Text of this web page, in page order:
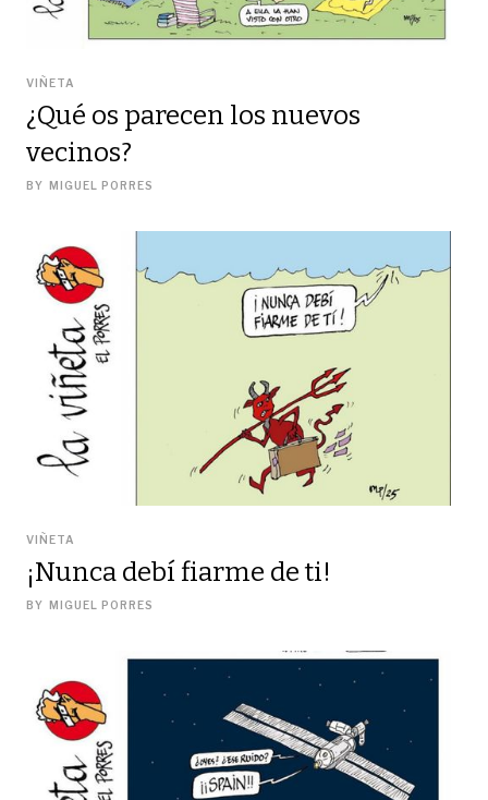
VIÑETA
¿Qué os parecen los nuevos
vecinos?
BY MIGUEL PORRES
VIÑETA
¡Nunca debí fiarme de ti!
BY MIGUEL PORRES